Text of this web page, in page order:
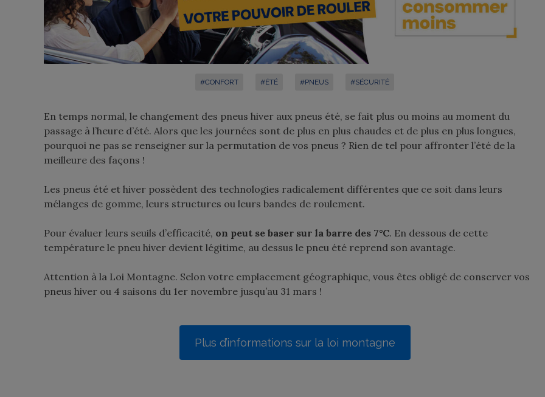
#CONFORT #ÉTÉ #PNEUS #SÉCURITÉ
En temps normal, le changement des pneus hiver aux pneus été, se fait plus ou moins au moment du
passage à l’heure d’été. Alors que les journées sont de plus en plus chaudes et de plus en plus longues,
pourquoi ne pas se renseigner sur la permutation de vos pneus ? Rien de tel pour affronter l’été de la
meilleure des façons !
Les pneus été et hiver possèdent des technologies radicalement différentes que ce soit dans leurs
mélanges de gomme, leurs structures ou leurs bandes de roulement.
Pour évaluer leurs seuils d’efficacité, on peut se baser sur la barre des 7°C. En dessous de cette
température le pneu hiver devient légitime, au dessus le pneu été reprend son avantage.
Attention à la Loi Montagne. Selon votre emplacement géographique, vous êtes obligé de conserver vos
pneus hiver ou 4 saisons du 1er novembre jusqu’au 31 mars !
Plus d’informations sur la loi montagne